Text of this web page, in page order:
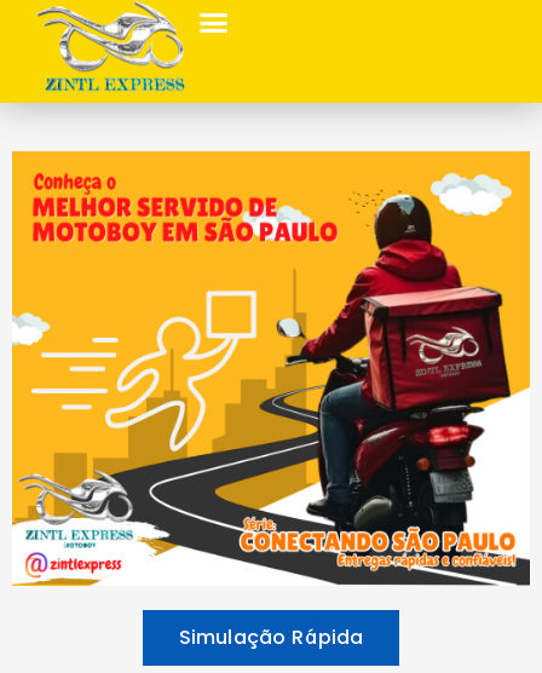
Simulação Rápida